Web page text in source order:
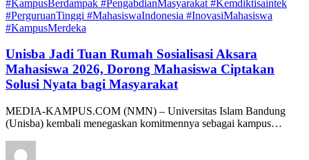
#KampusBerdampak #PengabdianMasyarakat #Kemdiktisaintek
#PerguruanTinggi #MahasiswaIndonesia #InovasiMahasiswa
#KampusMerdeka
Unisba Jadi Tuan Rumah Sosialisasi Aksara
Mahasiswa 2026, Dorong Mahasiswa Ciptakan
Solusi Nyata bagi Masyarakat
MEDIA-KAMPUS.COM (NMN) – Universitas Islam Bandung
(Unisba) kembali menegaskan komitmennya sebagai kampus…